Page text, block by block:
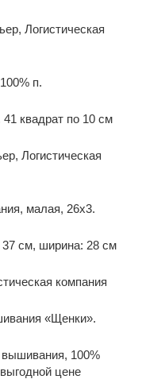
Логистическая
п.
квадрат по 10 см
Логистическая
малая, 26х3.
37 см, ширина: 28 см
компания
«Щенки».
вышивания, 100%
цене